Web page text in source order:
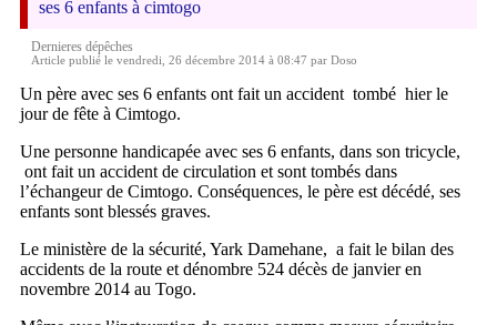
ses 6 enfants à cimtogo
Dernieres dépêches
Article publié le vendredi, 26 décembre 2014 à 08:47 par Doso
Un père avec ses 6 enfants ont fait un accident tombé hier le
jour de fête à Cimtogo.
Une personne handicapée avec ses 6 enfants, dans son tricycle,
ont fait un accident de circulation et sont tombés dans
l’échangeur de Cimtogo. Conséquences, le père est décédé, ses
enfants sont blessés graves.
Le ministère de la sécurité, Yark Damehane, a fait le bilan des
accidents de la route et dénombre 524 décès de janvier en
novembre 2014 au Togo.